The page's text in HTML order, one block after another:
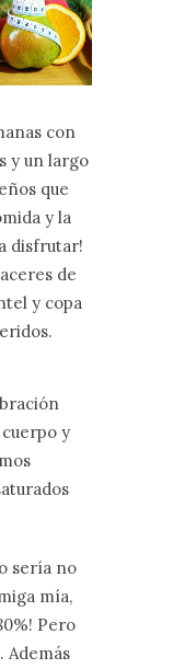
con
y un largo
que
y la
disfrutar!
de
y copa
y
sería no
mía,
Pero
Además